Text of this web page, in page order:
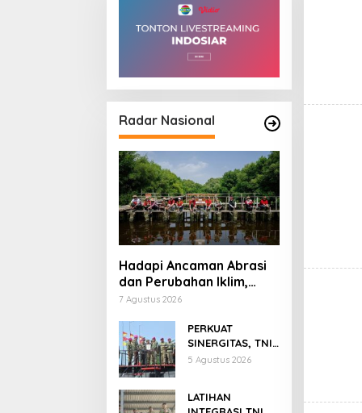
Radar Nasional
Hadapi Ancaman Abrasi
dan Perubahan Iklim,
Prudential Indonesia
untuk Pesisir Jakarta
7 Agustus 2026
PERKUAT
SINERGITAS, TNI
AL ANGKAT
WARGA
5 Agustus 2026
LATIHAN